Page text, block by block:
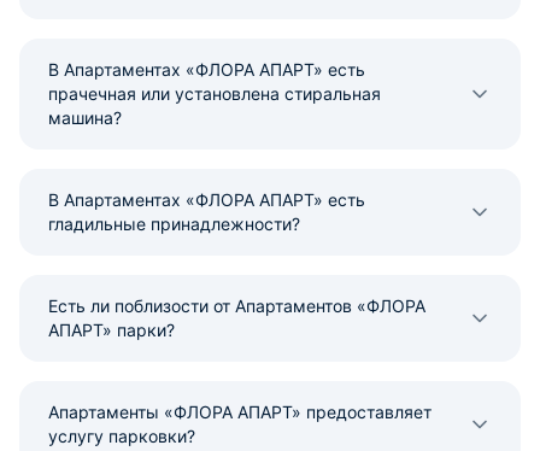
В Апартаментах «ФЛОРА АПАРТ» есть
прачечная или установлена стиральная
машина?
В Апартаментах «ФЛОРА АПАРТ» есть
гладильные принадлежности?
Есть ли поблизости от Апартаментов «ФЛОРА
АПАРТ» парки?
Апартаменты «ФЛОРА АПАРТ» предоставляет
услугу парковки?